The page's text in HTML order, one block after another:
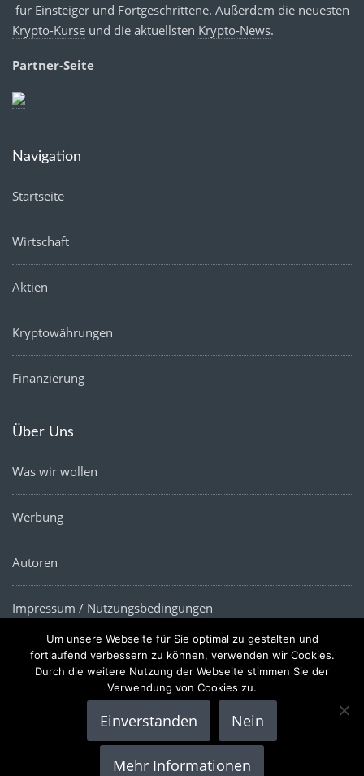
für Einsteiger und Fortgeschrittene. Außerdem die neuesten
Krypto-Kurse und die aktuellsten Krypto-News.
Partner-Seite
Navigation
Startseite
Wirtschaft
Aktien
Kryptowährungen
Finanzierung
Über Uns
Was wir wollen
Werbung
Autoren
Impressum / Nutzungsbedingungen
Datenschutz
Copyright © 2022 |Die Wirtschaftsnews- Alle Rechte
Um unsere Webseite für Sie optimal zu gestalten und
fortlaufend verbessern zu können, verwenden wir Cookies.
Durch die weitere Nutzung der Webseite stimmen Sie der
Verwendung von Cookies zu.
Einverstanden Nein
Mehr Informationen